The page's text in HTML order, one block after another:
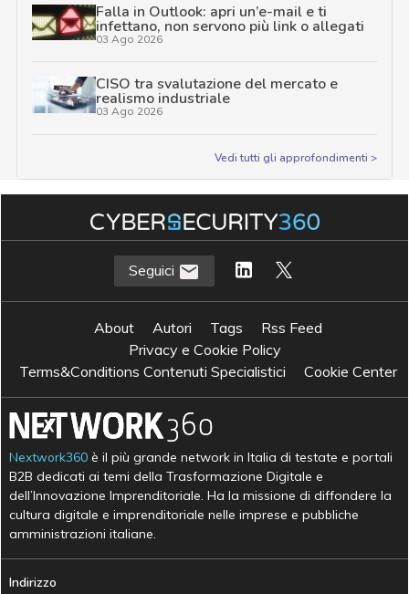
Falla in Outlook: apri un’e-mail e ti
infettano, non servono più link o allegati
03 Ago 2026
CISO tra svalutazione del mercato e
realismo industriale
03 Ago 2026
Vedi tutti gli approfondimenti >
Seguici
About Autori Tags
Rss Feed
Privacy e Cookie Policy
Terms&Conditions Contenuti Specialistici
Cookie Center
Nextwork360 è il più grande network in Italia di testate e portali
B2B dedicati ai temi della Trasformazione Digitale e
dell’Innovazione Imprenditoriale. Ha la missione di diffondere la
cultura digitale e imprenditoriale nelle imprese e pubbliche
amministrazioni italiane.
Indirizzo